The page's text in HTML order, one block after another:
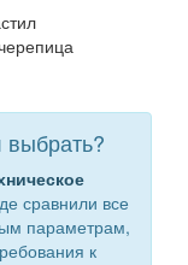
выбрать?
сравнили все
параметрам,
к